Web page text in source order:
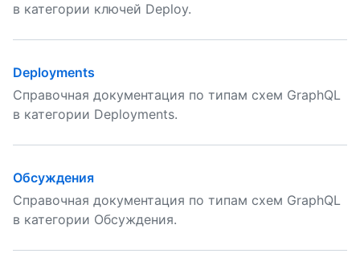
в категории ключей Deploy.
Deployments
Справочная документация по типам схем GraphQL
в категории Deployments.
Обсуждения
Справочная документация по типам схем GraphQL
в категории Обсуждения.